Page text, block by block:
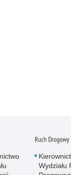
Ruch Drogowy
Wydziału